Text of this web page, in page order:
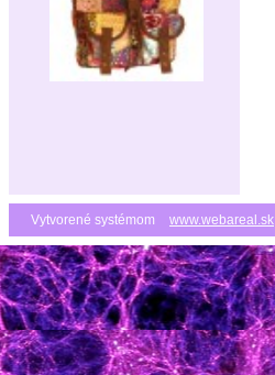
Vytvorené systémom www.webareal.sk